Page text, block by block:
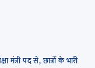
मंत्री पद से, छात्रों के भारी